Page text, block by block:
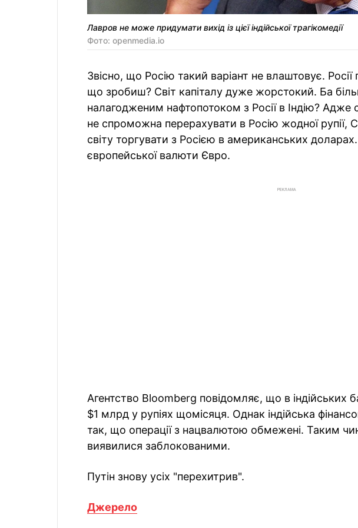
Лавров не може придумати вихід із цієї індійської трагікомедії
Фото: openmedia.io
Звісно, що Росію такий варіант не влаштовує. Росії
що зробиш? Світ капіталу дуже жорстокий. Ба
налагодженим нафтопотоком з Pосії в Індію? Адже
не спроможна перерахувати в Росію жодної
світу торгувати з Росією в американських
європейської валюти Євро.
РЕКЛАМА
Агентство Bloomberg повідомляє, що в індійських
$1 млрд у рупіях щомісяця. Однак індійська
так, що операції з нацвалютою обмежені. Таким
виявилися заблокованими.
Путін знову усіх "перехитрив".
Джерело